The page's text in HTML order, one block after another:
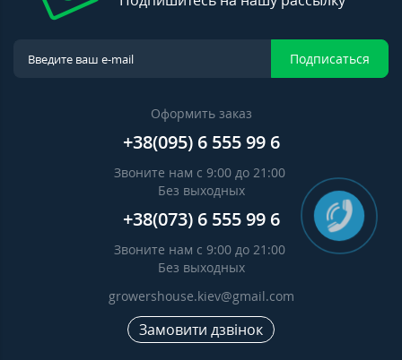
Подписаться
Оформить заказ
+38(095) 6 555 99 6
Звоните нам с 9:00 до 21:00
Без выходных
+38(073) 6 555 99 6
Звоните нам с 9:00 до 21:00
Без выходных
growershouse.kiev@gmail.com
Замовити дзвінок